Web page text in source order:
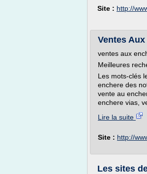
Site : http://
Ventes
ventes aux
Meilleures
Les mots-clés
enchere des
vente au
enchere vias,
Lire la suite
Site : http://
Les sites